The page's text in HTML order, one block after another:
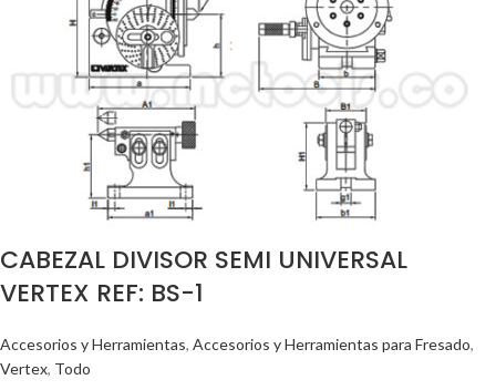
CABEZAL DIVISOR SEMI UNIVERSAL
VERTEX REF: BS-1
Accesorios y Herramientas, Accesorios y Herramientas para Fresado,
Vertex, Todo